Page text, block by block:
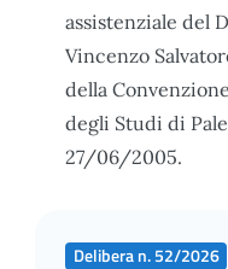
assistenziale del
Vincenzo
della
degli Studi di
27/06/2005.
Delibera n. 52/2026